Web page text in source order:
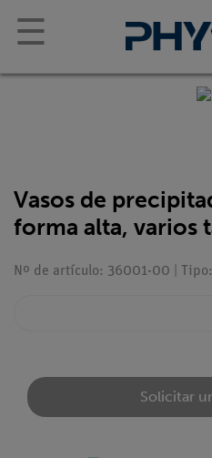
☰
Vasos de
forma alta, varios
Nº de artículo: 36001-00 |
Solicitar